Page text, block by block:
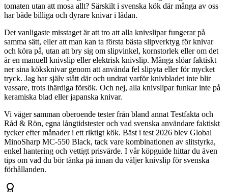
tomaten utan att mosa allt? Särskilt i svenska kök där många av oss
har både billiga och dyrare knivar i lådan.
Det vanligaste misstaget är att tro att alla knivslipar fungerar på
samma sätt, eller att man kan ta första bästa slipverktyg för knivar
och köra på, utan att bry sig om slipvinkel, kornstorlek eller om det
är en manuell knivslip eller elektrisk knivslip. Många slöar faktiskt
ner sina köksknivar genom att använda fel slipyta eller för mycket
tryck. Jag har själv stått där och undrat varför knivbladet inte blir
vassare, trots ihärdiga försök. Och nej, alla knivslipar funkar inte på
keramiska blad eller japanska knivar.
Vi väger samman oberoende tester från bland annat Testfakta och
Råd & Rön, egna långtidstester och vad svenska användare faktiskt
tycker efter månader i ett riktigt kök. Bäst i test 2026 blev Global
MinoSharp MC-550 Black, tack vare kombinationen av slitstyrka,
enkel hantering och vettigt prisvärde. I vår köpguide hittar du även
tips om vad du bör tänka på innan du väljer knivslip för svenska
förhållanden.